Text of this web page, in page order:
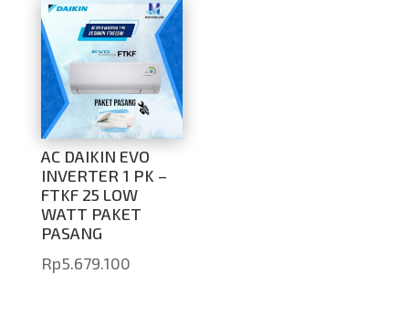
AC DAIKIN EVO
INVERTER 1 PK –
FTKF 25 LOW
WATT PAKET
PASANG
Rp5.679.100